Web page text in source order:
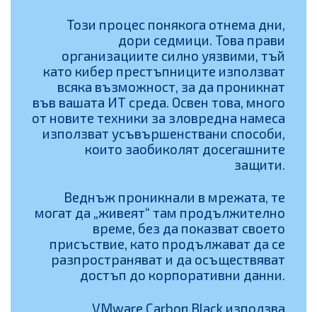
Този процес понякога отнема дни,
дори седмици. Това прави
организациите силно уязвими, тъй
като кибер престъпниците използват
всяка възможност, за да проникнат
във вашата ИТ среда. Освен това, много
от новите техники за зловредна намеса
използват усъвършенствани способи,
които заобиколят досегашните
защити.
Веднъж проникнали в мрежата, те
могат да „живеят“ там продължително
време, без да показват своето
присъствие, като продължават да се
разпространяват и да осъществяват
достъп до корпоративни данни.
VMware Carbon Black използва